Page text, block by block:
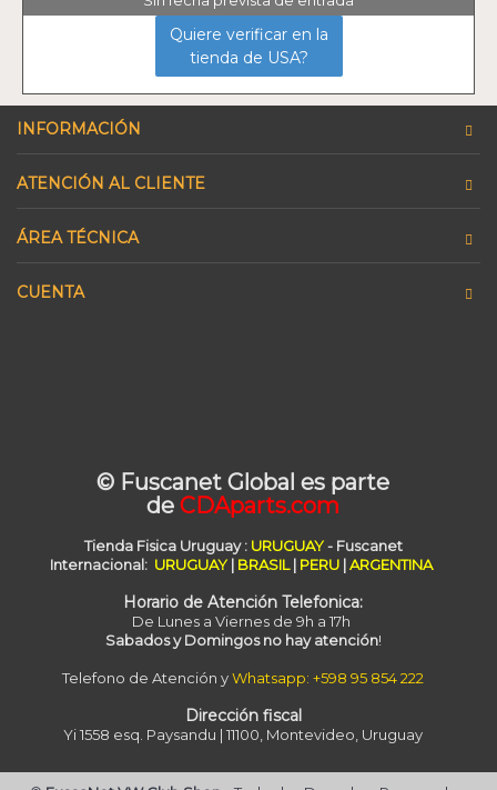
Quiere verificar en la
tienda de USA?
INFORMACIÓN
ATENCIÓN AL CLIENTE
ÁREA TÉCNICA
CUENTA
© Fuscanet Global es parte
de CDAparts.com
Tienda Fisica Uruguay: URUGUAY- Fuscanet
Internacional: URUGUAY | BRASIL| PERU |ARGENTINA
Horario de Atención Telefonica:
De Lunes a Viernes de 9h a 17h
Sabados y Domingos no hay atención!
Telefono de Atención yWhatsapp: +598 95 854 222
Dirección fiscal
Yi 1558 esq. Paysandu | 11100, Montevideo, Uruguay